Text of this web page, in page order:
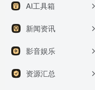
AI工具箱
新闻资讯
影音娱乐
资源汇总